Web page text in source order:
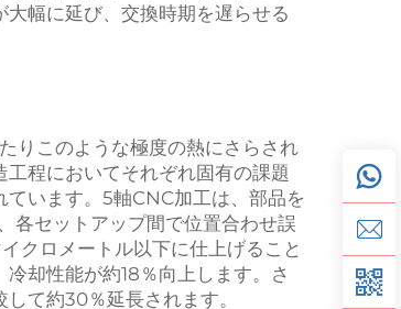
幅に延び、交換時期を遅らせる
りこのような極度の熱にさらされ
程においてそれぞれ固有の課題
います。5軸CNC加工は、部品を
各セットアップ間で位置合わせ誤
クロメートル以下に仕上げること
却性能が約18％向上します。さ
て約30％延長されます。